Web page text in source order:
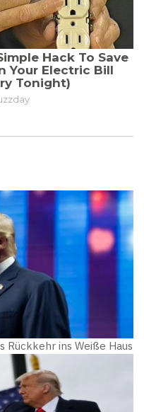
Rückkehr ins Weiße Haus